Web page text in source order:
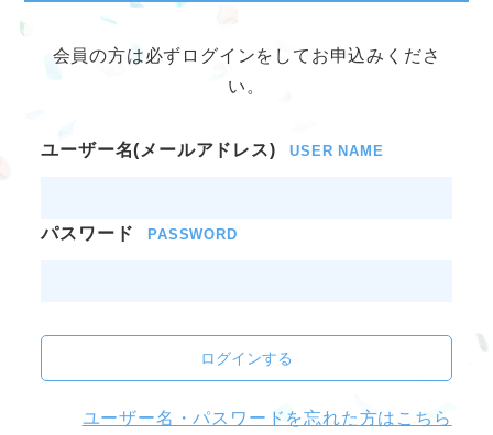
会員の方は必ずログインをしてお申込みくださ
い。
ユーザー名(メールアドレス) USER NAME
パスワード PASSWORD
ログインする
ユーザー名・パスワードを忘れた方はこちら